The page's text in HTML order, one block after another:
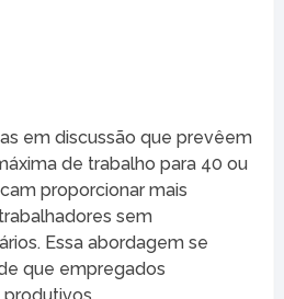
em discussão que prevêem
de trabalho para 40 ou
proporcionar mais
sem
Essa abordagem se
que empregados